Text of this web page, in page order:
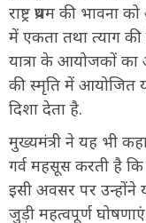
राष्ट्र प्रथम की
में एकता तथा त्याग की
यात्रा के आयोजकों
की स्मृति में आयोजित
दिशा देता है.
मुख्यमंत्री ने यह भी
गर्व महसूस करती है कि
इसी अवसर पर उन्होंने
जुड़ी महत्वपूर्ण